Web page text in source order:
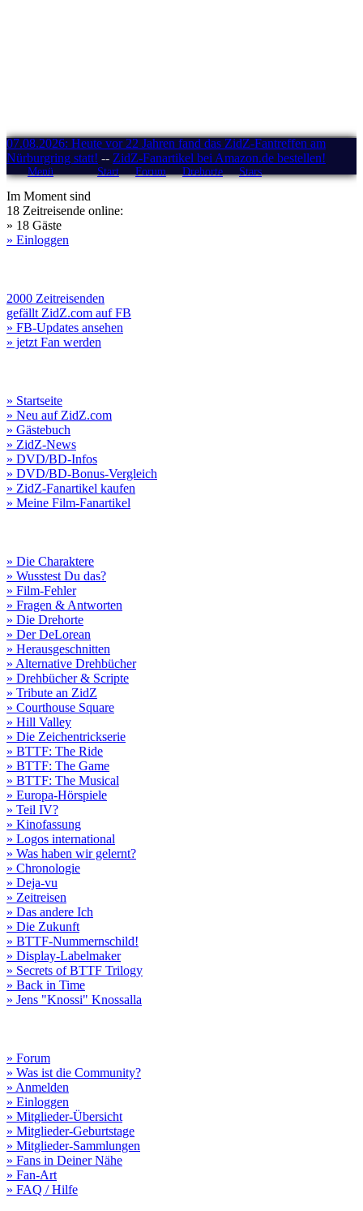
07.08.2026: Heute vor 22 Jahren fand das ZidZ-Fantreffen am
Nürburgring statt! -- ZidZ-Fanartikel bei Amazon.de bestellen!
Menü Start Forum Drehorte Stars
Im Moment sind
18 Zeitreisende online:
» 18 Gäste
» Einloggen
2000 Zeitreisenden
gefällt ZidZ.com auf FB
» FB-Updates ansehen
» jetzt Fan werden
» Startseite
» Neu auf ZidZ.com
» Gästebuch
» ZidZ-News
» DVD/BD-Infos
» DVD/BD-Bonus-Vergleich
» ZidZ-Fanartikel kaufen
» Meine Film-Fanartikel
» Die Charaktere
» Wusstest Du das?
» Film-Fehler
» Fragen & Antworten
» Die Drehorte
» Der DeLorean
» Herausgeschnitten
» Alternative Drehbücher
» Drehbücher & Scripte
» Tribute an ZidZ
» Courthouse Square
» Hill Valley
» Die Zeichentrickserie
» BTTF: The Ride
» BTTF: The Game
» BTTF: The Musical
» Europa-Hörspiele
» Teil IV?
» Kinofassung
» Logos international
» Was haben wir gelernt?
» Chronologie
» Deja-vu
» Zeitreisen
» Das andere Ich
» Die Zukunft
» BTTF-Nummernschild!
» Display-Labelmaker
» Secrets of BTTF Trilogy
» Back in Time
» Jens "Knossi" Knossalla
» Forum
» Was ist die Community?
» Anmelden
» Einloggen
» Mitglieder-Übersicht
» Mitglieder-Geburtstage
» Mitglieder-Sammlungen
» Fans in Deiner Nähe
» Fan-Art
» FAQ / Hilfe